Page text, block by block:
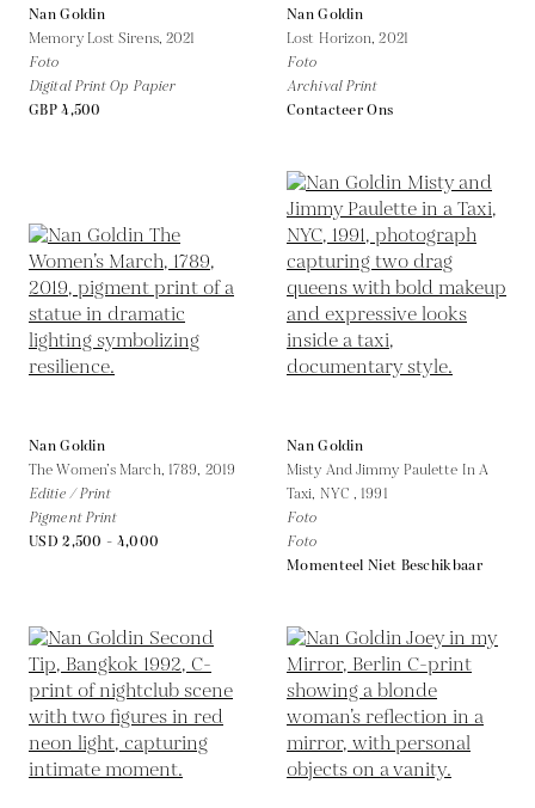
Nan Goldin
Memory Lost Sirens, 2021
Foto
Digital Print Op Papier
GBP 4,500
Nan Goldin
Lost Horizon,2021
Foto
Archival Print
Contacteer Ons
Nan Goldin
The Women’s March, 1789, 2019
Editie / Print
Pigment Print
USD 2,500 - 4,000
Nan Goldin
Misty And Jimmy Paulette In A
Taxi, NYC ,1991
Foto
Foto
Momenteel Niet Beschikbaar